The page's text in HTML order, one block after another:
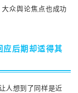
众舆论焦点也成功
应后期却适得其
人想到了同样是近